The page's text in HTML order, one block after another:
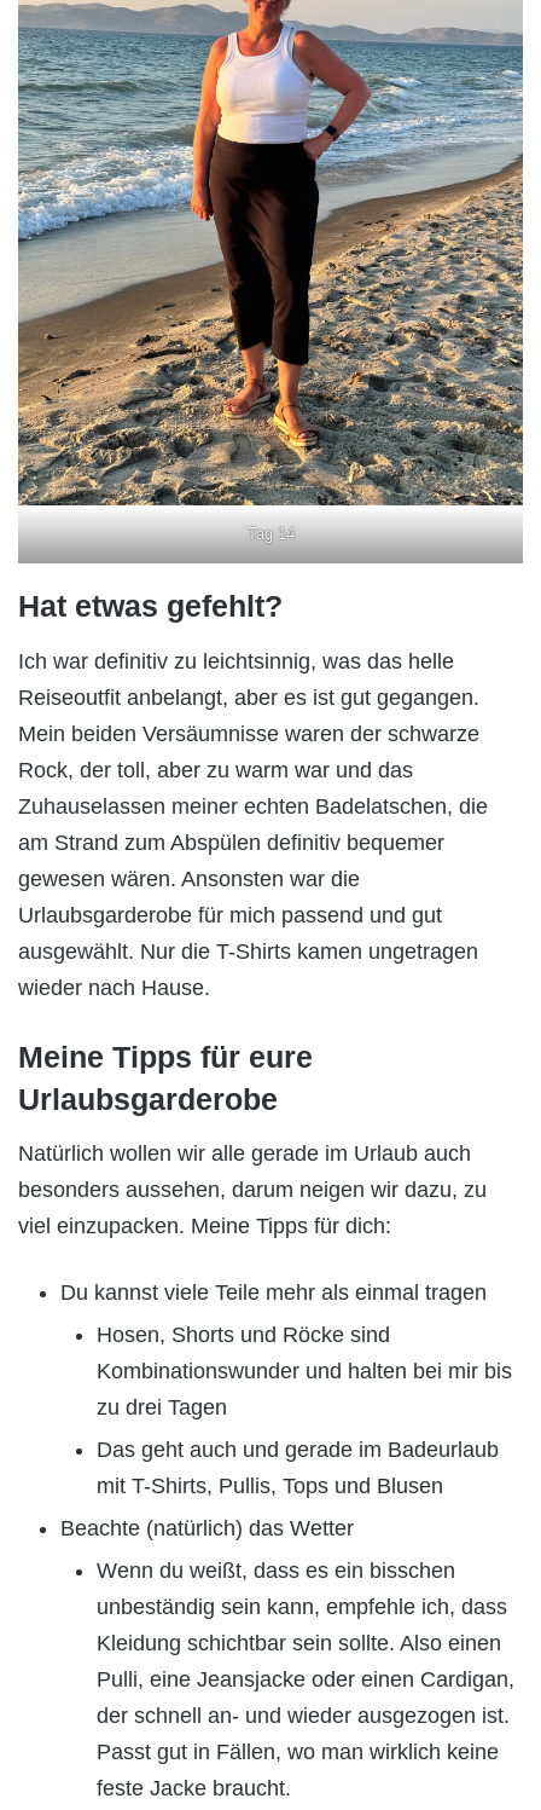
Tag 14
Hat etwas gefehlt?
Ich war definitiv zu leichtsinnig, was das helle
Reiseoutfit anbelangt, aber es ist gut gegangen.
Mein beiden Versäumnisse waren der schwarze
Rock, der toll, aber zu warm war und das
Zuhauselassen meiner echten Badelatschen, die
am Strand zum Abspülen definitiv bequemer
gewesen wären. Ansonsten war die
Urlaubsgarderobe für mich passend und gut
ausgewählt. Nur die T-Shirts kamen ungetragen
wieder nach Hause.
Meine Tipps für eure
Urlaubsgarderobe
Natürlich wollen wir alle gerade im Urlaub auch
besonders aussehen, darum neigen wir dazu, zu
viel einzupacken. Meine Tipps für dich:
Du kannst viele Teile mehr als einmal tragen
Hosen, Shorts und Röcke sind
Kombinationswunder und halten bei mir bis
zu drei Tagen
Das geht auch und gerade im Badeurlaub
mit T-Shirts, Pullis, Tops und Blusen
Beachte (natürlich) das Wetter
Wenn du weißt, dass es ein bisschen
unbeständig sein kann, empfehle ich, dass
Kleidung schichtbar sein sollte. Also einen
Pulli, eine Jeansjacke oder einen Cardigan,
der schnell an- und wieder ausgezogen ist.
Passt gut in Fällen, wo man wirklich keine
feste Jacke braucht.